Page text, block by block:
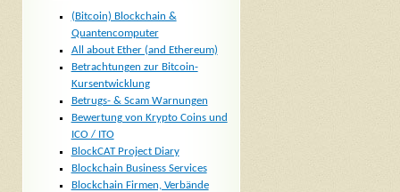
(Bitcoin) Blockchain &
Quantencomputer
All about Ether (and Ethereum)
Betrachtungen zur Bitcoin-
Kursentwicklung
Betrugs- & Scam Warnungen
Bewertung von Krypto Coins und
ICO / ITO
BlockCAT Project Diary
Blockchain Business Services
Blockchain Firmen, Verbände